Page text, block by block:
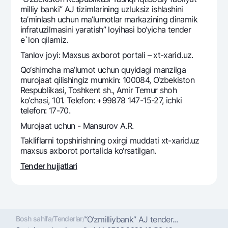
Yevro
Hamma uchun USD uchun
Talab qilib olinguncha USD
Oltin omonat
NBU’dan oltin quymalar
Kumush omonat
UzCard/HUMO
Visa
Visa FIFA
Mastercard
Ish haqi
Garmin pay
Eskrou hisobvarag‘i
Tariflar
Aksiyalar
Milliy mobil ilovasi
Ko'p beriladigan savollar
Sayt bo‘yicha qidiring
Matbuot markazi
milliy banki” AJ tizimlarining uzluksiz ishlashini
ta’minlash uchun ma’lumotlar markazining dinamik
infratuzilmasini yaratish” loyihasi bo‘yicha tender
e`lon qilamiz.
Tanlov joyi: Maxsus axborot portali – xt-xarid.uz.
Qo‘shimcha ma’lumot uchun quyidagi manzilga
murojaat qilishingiz mumkin: 100084, O‘zbekiston
Respublikasi, Toshkent sh., Amir Temur shoh
ko‘chasi, 101. Telefon: +99878 147-15-27, ichki
telefon: 17-70.
Murojaat uchun - Mansurov A.R.
Takliflarni topshirishning oxirgi muddati xt-xarid.uz
maxsus axborot portalida ko‘rsatilgan.
Tender hujjatlari
Bosh sahifa/Tenderlar/“O‘zmilliybank” AJ tender...